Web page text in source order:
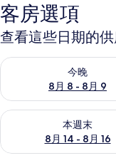
客房選項
查看這些日期的
今晚
8月 8 - 8月 9
查看今晚 (8月 8 - 8月
本週末
8月 14 - 8月 16
查看本週末 (8月 14 - 8